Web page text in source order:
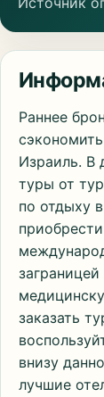
Раннее
Израиль. В
туры от
по отдыху
заказать
внизу
лучшие